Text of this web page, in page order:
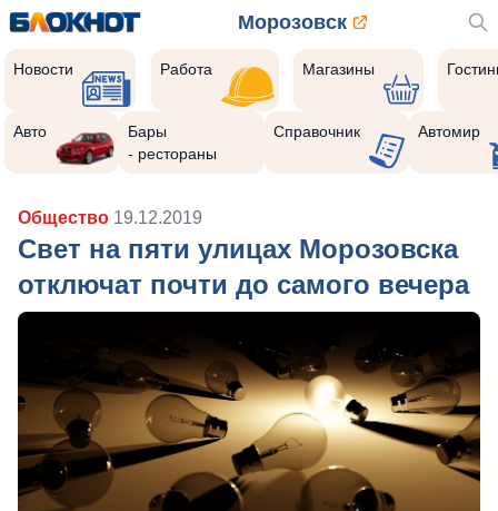
Морозовск
Новости Работа Магазины
Авто
Бары
- рестораны
Справочник Автомир
Общество 19.12.2019
Свет на пяти улицах Морозовска
отключат почти до самого вечера